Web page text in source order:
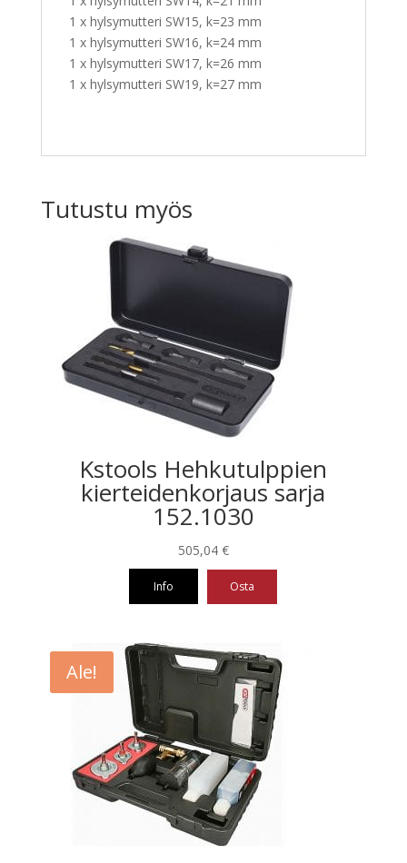
1 x hylsymutteri SW15, k=23 mm
1 x hylsymutteri SW16, k=24 mm
1 x hylsymutteri SW17, k=26 mm
1 x hylsymutteri SW19, k=27 mm
Tutustu myös
Kstools Hehkutulppien
kierteidenkorjaus sarja
152.1030
505,04 €
Info Osta
Ale!